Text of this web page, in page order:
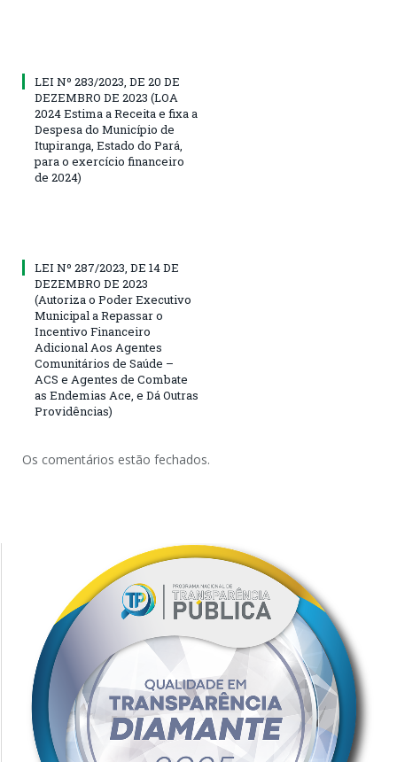
LEI Nº 283/2023, DE 20 DE
DEZEMBRO DE 2023 (LOA
2024 Estima a Receita e fixa a
Despesa do Município de
Itupiranga, Estado do Pará,
para o exercício financeiro
de 2024)
LEI Nº 287/2023, DE 14 DE
DEZEMBRO DE 2023
(Autoriza o Poder Executivo
Municipal a Repassar o
Incentivo Financeiro
Adicional Aos Agentes
Comunitários de Saúde –
ACS e Agentes de Combate
as Endemias Ace, e Dá Outras
Providências)
Os comentários estão fechados.